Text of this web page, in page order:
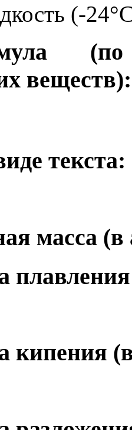
(-
веществ):
текста:
масса (в
кипения